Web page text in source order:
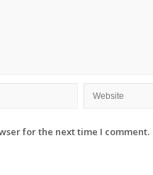
for the next time I comment.